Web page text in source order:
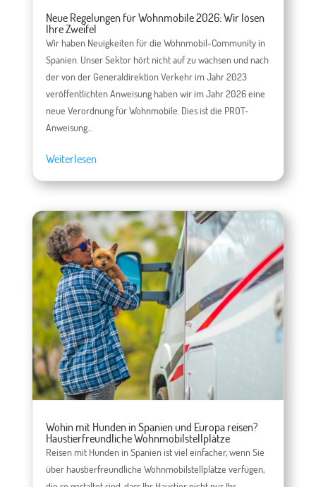
Neue Regelungen für Wohnmobile 2026: Wir lösen
Ihre Zweifel
Wir haben Neuigkeiten für die Wohnmobil-Community in
Spanien. Unser Sektor hört nicht auf zu wachsen und nach
der von der Generaldirektion Verkehr im Jahr 2023
veröffentlichten Anweisung haben wir im Jahr 2026 eine
neue Verordnung für Wohnmobile. Dies ist die PROT-
Anweisung...
Weiterlesen
Wohin mit Hunden in Spanien und Europa reisen?
Haustierfreundliche Wohnmobilstellplätze
Reisen mit Hunden in Spanien ist viel einfacher, wenn Sie
über haustierfreundliche Wohnmobilstellplätze verfügen,